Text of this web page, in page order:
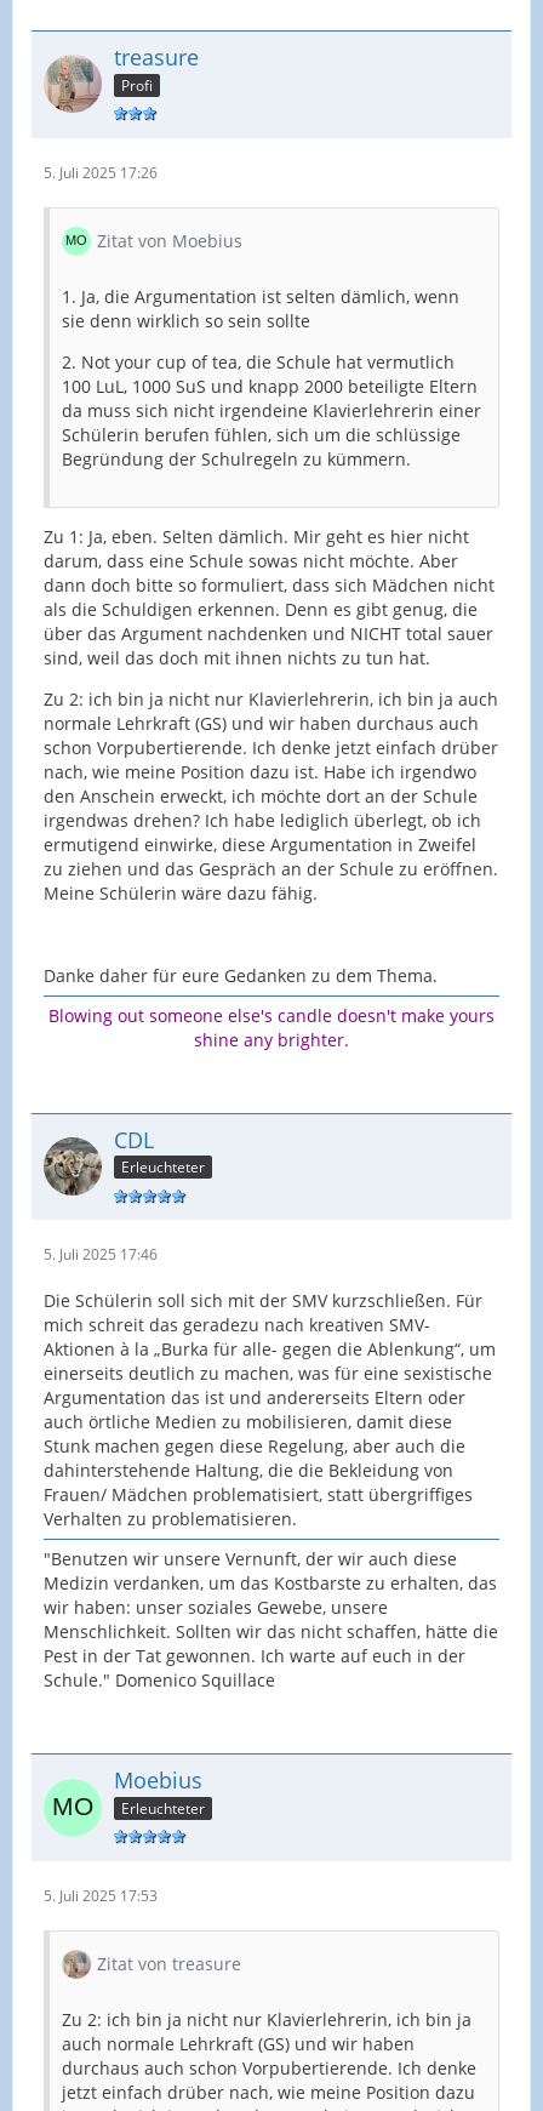
treasure
Profi
5. Juli 2025 17:26
Zitat von Moebius
1. Ja, die Argumentation ist selten dämlich, wenn
sie denn wirklich so sein sollte
2. Not your cup of tea, die Schule hat vermutlich
100 LuL, 1000 SuS und knapp 2000 beteiligte Eltern
da muss sich nicht irgendeine Klavierlehrerin einer
Schülerin berufen fühlen, sich um die schlüssige
Begründung der Schulregeln zu kümmern.
Zu 1: Ja, eben. Selten dämlich. Mir geht es hier nicht
darum, dass eine Schule sowas nicht möchte. Aber
dann doch bitte so formuliert, dass sich Mädchen nicht
als die Schuldigen erkennen. Denn es gibt genug, die
über das Argument nachdenken und NICHT total sauer
sind, weil das doch mit ihnen nichts zu tun hat.
Zu 2: ich bin ja nicht nur Klavierlehrerin, ich bin ja auch
normale Lehrkraft (GS) und wir haben durchaus auch
schon Vorpubertierende. Ich denke jetzt einfach drüber
nach, wie meine Position dazu ist. Habe ich irgendwo
den Anschein erweckt, ich möchte dort an der Schule
irgendwas drehen? Ich habe lediglich überlegt, ob ich
ermutigend einwirke, diese Argumentation in Zweifel
zu ziehen und das Gespräch an der Schule zu eröffnen.
Meine Schülerin wäre dazu fähig.
Danke daher für eure Gedanken zu dem Thema.
Blowing out someone else's candle doesn't make yours
shine any brighter.
CDL
Erleuchteter
5. Juli 2025 17:46
Die Schülerin soll sich mit der SMV kurzschließen. Für
mich schreit das geradezu nach kreativen SMV-
Aktionen à la „Burka für alle- gegen die Ablenkung“, um
einerseits deutlich zu machen, was für eine sexistische
Argumentation das ist und andererseits Eltern oder
auch örtliche Medien zu mobilisieren, damit diese
Stunk machen gegen diese Regelung, aber auch die
dahinterstehende Haltung, die die Bekleidung von
Frauen/ Mädchen problematisiert, statt übergriffiges
Verhalten zu problematisieren.
"Benutzen wir unsere Vernunft, der wir auch diese
Medizin verdanken, um das Kostbarste zu erhalten, das
wir haben: unser soziales Gewebe, unsere
Menschlichkeit. Sollten wir das nicht schaffen, hätte die
Pest in der Tat gewonnen. Ich warte auf euch in der
Schule." Domenico Squillace
Moebius
Erleuchteter
5. Juli 2025 17:53
Zitat von treasure
Zu 2: ich bin ja nicht nur Klavierlehrerin, ich bin ja
auch normale Lehrkraft (GS) und wir haben
durchaus auch schon Vorpubertierende. Ich denke
jetzt einfach drüber nach, wie meine Position dazu